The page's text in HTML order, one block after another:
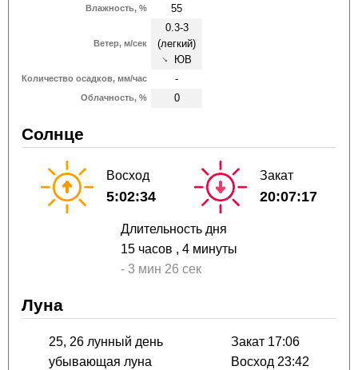
Влажность, % 55
Ветер, м/сек
0.3-3
(легкий)
↑ ЮВ
Количество осадков, мм/час -
Облачность, % 0
Солнце
Восход
5:02:34
Закат
20:07:17
Длительность дня
15 часов , 4 минуты
- 3 мин 26 сек
Луна
25, 26 лунный день
убывающая луна
Закат 17:06
Восход 23:42